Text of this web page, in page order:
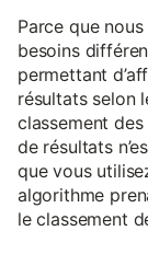
Parce que
besoins
permettant
résultats selon
classement
de résultats
que vous
algorithme
le classement